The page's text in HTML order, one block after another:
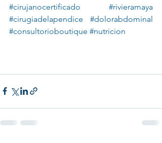
#cirujanocertificado
#rivieramaya
#cirugiadelapendice
#dolorabdominal
#consultorioboutique #nutricion